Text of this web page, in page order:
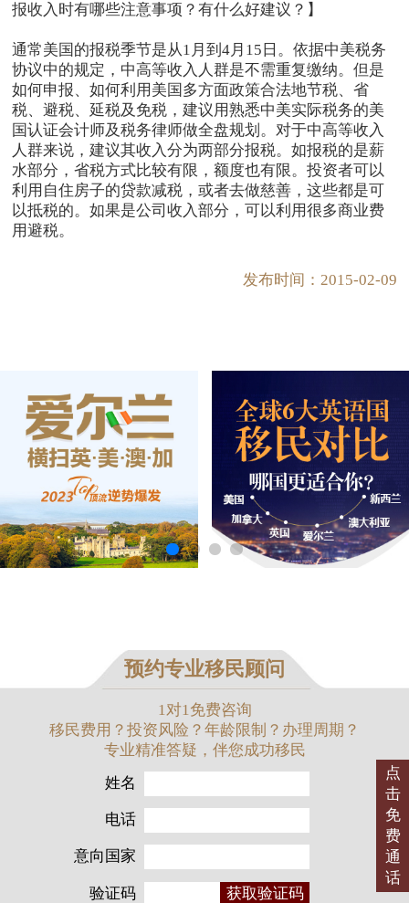
报收入时有哪些注意事项？有什么好建议？】
通常美国的报税季节是从1月到4月15日。依据中美税务
协议中的规定，中高等收入人群是不需重复缴纳。但是
如何申报、如何利用美国多方面政策合法地节税、省
税、避税、延税及免税，建议用熟悉中美实际税务的美
国认证会计师及税务律师做全盘规划。对于中高等收入
人群来说，建议其收入分为两部分报税。如报税的是薪
水部分，省税方式比较有限，额度也有限。投资者可以
利用自住房子的贷款减税，或者去做慈善，这些都是可
以抵税的。如果是公司收入部分，可以利用很多商业费
用避税。
发布时间：2015-02-09
预约专业移民顾问
1对1免费咨询
移民费用？投资风险？年龄限制？办理周期？
专业精准答疑，伴您成功移民
姓名
电话
意向国家
验证码 获取验证码
点
击
免
费
通
话